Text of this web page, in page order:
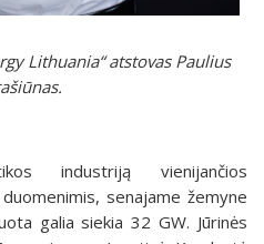
Lithuania“ atstovas Paulius
industriją vienijančios
senajame žemyne
galia siekia 32 GW. Jūrinės